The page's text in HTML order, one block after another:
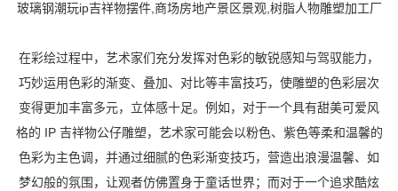
玻璃钢潮玩ip吉祥物摆件,商场房地产景区景观,树脂人物雕塑加工厂
在彩绘过程中，艺术家们充分发挥对色彩的敏锐感知与驾驭能力，
巧妙运用色彩的渐变、叠加、对比等丰富技巧，使雕塑的色彩层次
变得更加丰富多元，立体感十足。例如，对于一个具有甜美可爱风
格的 IP 吉祥物公仔雕塑，艺术家可能会以粉色、紫色等柔和温馨的
色彩为主色调，并通过细腻的色彩渐变技巧，营造出浪漫温馨、如
梦幻般的氛围，让观者仿佛置身于童话世界；而对于一个追求酷炫